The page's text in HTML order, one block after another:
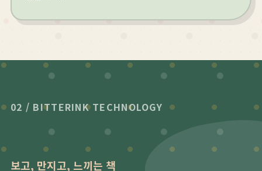
02 / BITTERINK TECHNOLOGY
보고, 만지고, 느끼는 책